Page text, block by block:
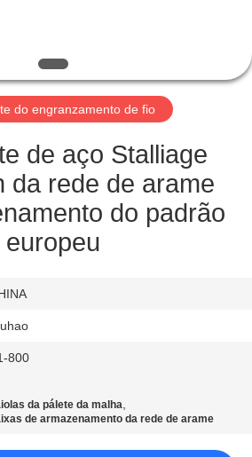
do engranzamento de fio
de aço Stalliage
da rede de arame
do padrão
europeu
800
da pálete da malha,
de armazenamento da rede de arame